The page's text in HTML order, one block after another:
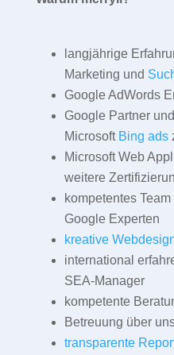
langjährige
Marketing und
Google AdWords
Google Partner und
Microsoft Bing ads
Microsoft Web
weitere
kompetentes
Google Experten
kreative
international
SEA-Manager
kompetente
Betreuung über
transparente